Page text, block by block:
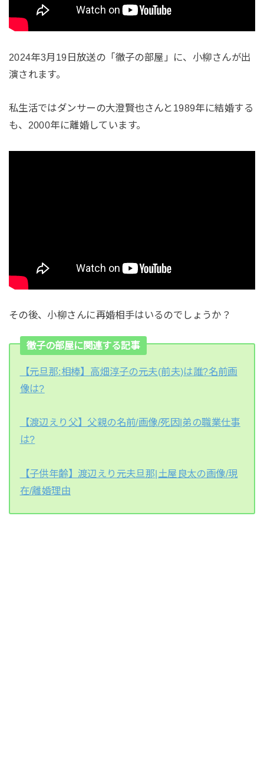
2024年3月19日放送の「徹子の部屋」に、小柳さんが出
演されます。
私生活ではダンサーの大澄賢也さんと1989年に結婚する
も、2000年に離婚しています。
その後、小柳さんに再婚相手はいるのでしょうか？
徹子の部屋に関連する記事
【元旦那:相棒】高畑淳子の元夫(前夫)は誰?名前画
像は?
【渡辺えり父】父親の名前/画像/死因|弟の職業仕事
は?
【子供年齢】渡辺えり元夫旦那|土屋良太の画像/現
在/離婚理由